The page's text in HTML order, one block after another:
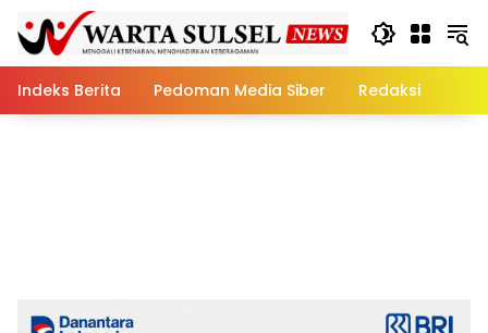
content
Indeks Berita
Pedoman Media Siber Redaksi